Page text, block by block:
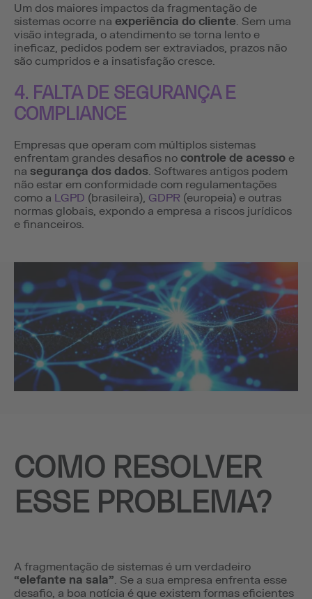
Um dos maiores impactos da fragmentação de
sistemas ocorre na experiência do cliente. Sem uma
visão integrada, o atendimento se torna lento e
ineficaz, pedidos podem ser extraviados, prazos não
são cumpridos e a insatisfação cresce.
4. FALTA DE SEGURANÇA E
COMPLIANCE
Empresas que operam com múltiplos sistemas
enfrentam grandes desafios no controle de acesso e
na segurança dos dados. Softwares antigos podem
não estar em conformidade com regulamentações
como a LGPD (brasileira), GDPR (europeia) e outras
normas globais, expondo a empresa a riscos jurídicos
e financeiros.
COMO RESOLVER
ESSE PROBLEMA?
A fragmentação de sistemas é um verdadeiro
“elefante na sala”. Se a sua empresa enfrenta esse
desafio, a boa notícia é que existem formas eficientes